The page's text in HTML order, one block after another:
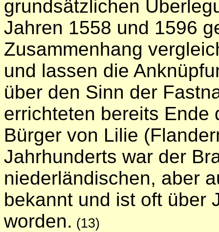
grundsätzlichen
Jahren 1558 und 1596
Zusammenhang
und lassen die
über den Sinn der
errichteten bereits Ende
Bürger von Lilie
Jahrhunderts war der
niederländischen, aber
bekannt und ist oft über
worden. (13)